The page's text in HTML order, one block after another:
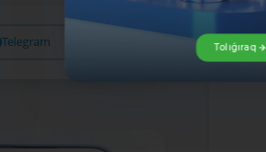
Telegram Tolıǵıraq